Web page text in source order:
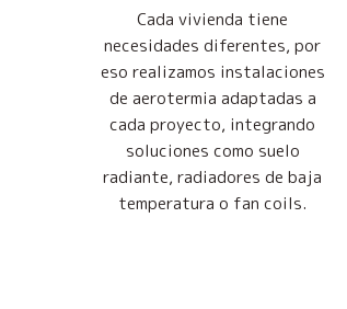
Cada vivienda tiene
necesidades diferentes, por
eso realizamos instalaciones
de aerotermia adaptadas a
cada proyecto, integrando
soluciones como suelo
radiante, radiadores de baja
temperatura o fan coils.